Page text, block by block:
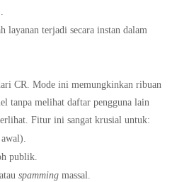
layanan terjadi secara instan dalam
CR. Mode ini memungkinkan ribuan
tanpa melihat daftar pengguna lain
Fitur ini sangat krusial untuk:
publik.
atau spamming massal.